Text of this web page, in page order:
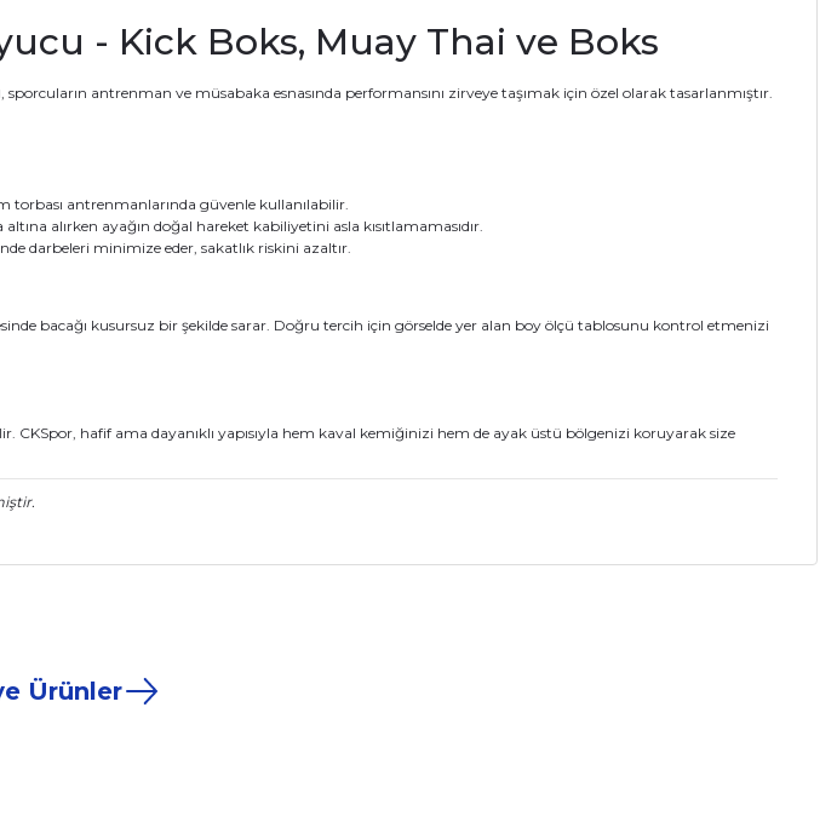
- Kick Boks, Muay Thai ve Boks
, sporcuların antrenman ve müsabaka esnasında performansını zirveye taşımak için özel olarak tasarlanmıştır.
torbası antrenmanlarında güvenle kullanılabilir.
alırken ayağın doğal hareket kabiliyetini asla kısıtlamamasıdır.
darbeleri minimize eder, sakatlık riskini azaltır.
bacağı kusursuz bir şekilde sarar. Doğru tercih için görselde yer alan boy ölçü tablosunu kontrol etmenizi
CKSpor, hafif ama dayanıklı yapısıyla hem kaval kemiğinizi hem de ayak üstü bölgenizi koruyarak size
Ürünler